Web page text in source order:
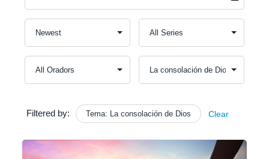
Filtered by: Tema: La consolación de Dios Clear